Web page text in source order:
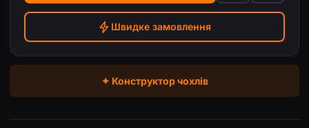
Швидке замовлення
✦ Конструктор чохлів